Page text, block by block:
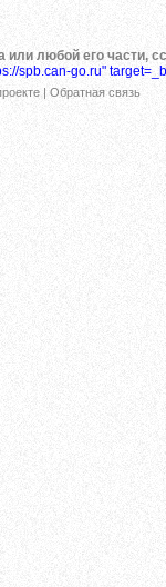
или любой его части,
spb.can-go.ru"
| Обратная связь